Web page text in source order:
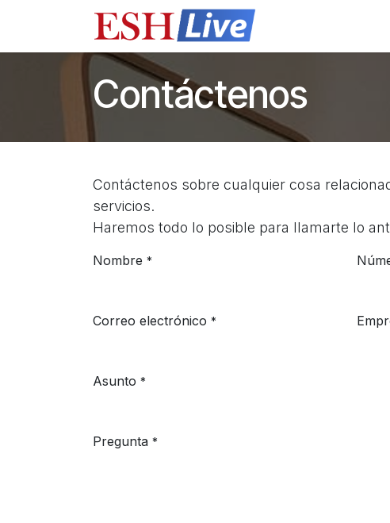
Contáctenos
Contáctenos sobre cualquier cosa
servicios.
Haremos todo lo posible para llamarte lo
Nombre *
Correo electrónico *
Asunto *
Pregunta *